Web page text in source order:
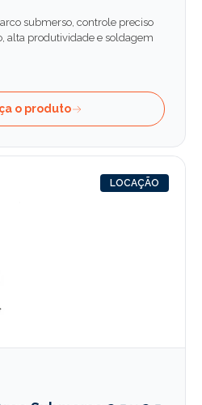
submerso, controle preciso
alta produtividade e soldagem
o produto
LOCAÇÃO